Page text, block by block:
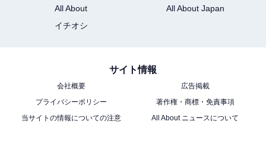
All About
All About Japan
イチオシ
サイト情報
会社概要
広告掲載
プライバシーポリシー
著作権・商標・免責事項
当サイトの情報についての注意
All About ニュースについて